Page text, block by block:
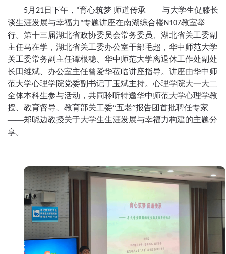
5月 21日下午， "育心筑梦 师道传承——与大学生促膝长
谈生涯发展与幸福力"专题讲座在南湖综合楼N107教室举
行。 第十三届湖北省政协委员会常务委员、湖北省关工委副
主任马在学，湖北省关工委办公室干部毛超，华中师范大学
关工委常务副主任谭根稳、华中师范大学离退休工作处副处
长田维斌、办公室主任曾爱华莅临讲座指导。讲座由华中师
范大学心理学院党委副书记丁玉斌主持。 心理学院大一大二
全体本科生参与活动， 共同聆听特邀华中师范大学心理学教
授、教育督导、教育部关工委“五老”报告团首批聘任专家
——郑晓边教授关于大学生生涯发展与幸福力构建的主题分
享。